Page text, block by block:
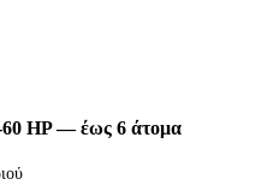
HP — έως 6 άτομα